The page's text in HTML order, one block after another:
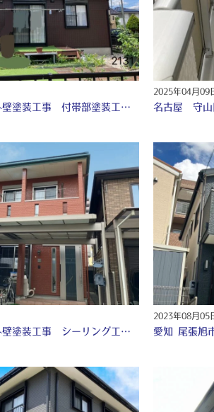
名古屋 守山区 外壁塗装工事 付帯部塗装工事 シーリング工事 ♤
2025年04月09
名古屋 守
名古屋 守山区 外壁塗装工事 シーリング工事 付帯部塗装工事 防水工事 ♤
2023年08月05